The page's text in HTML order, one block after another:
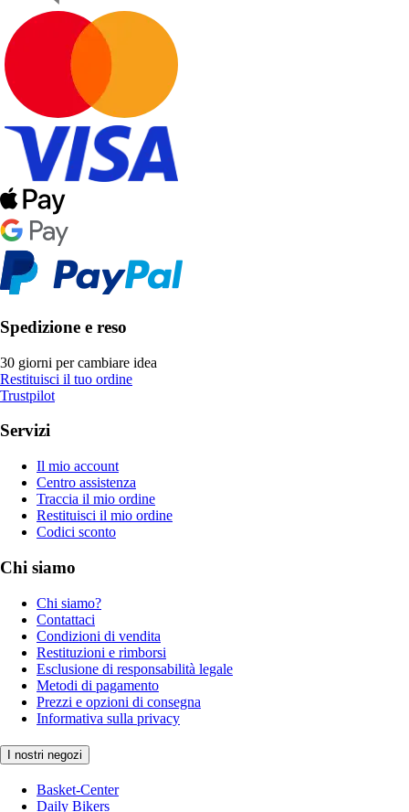
Spedizione e reso
30 giorni per cambiare idea
Restituisci il tuo ordine
Trustpilot
Servizi
Il mio account
Centro assistenza
Traccia il mio ordine
Restituisci il mio ordine
Codici sconto
Chi siamo
Chi siamo?
Contattaci
Condizioni di vendita
Restituzioni e rimborsi
Esclusione di responsabilità legale
Metodi di pagamento
Prezzi e opzioni di consegna
Informativa sulla privacy
I nostri negozi
Basket-Center
Daily Bikers